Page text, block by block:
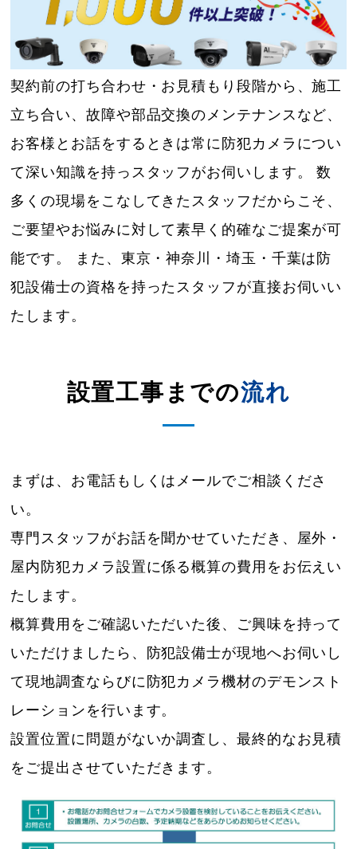
契約前の打ち合わせ・お見積もり段階から、施工
立ち合い、故障や部品交換のメンテナンスなど、
お客様とお話をするときは常に防犯カメラについ
て深い知識を持っスタッフがお伺いします。
数
多くの現場をこなしてきたスタッフだからこそ、
ご要望やお悩みに対して素早く的確なご提案が可
能です。
また、東京・神奈川・埼玉・千葉は防
犯設備士の資格を持ったスタッフが直接お伺いい
たします。
設置工事までの流れ
まずは、お電話もしくはメールでご相談くださ
い。
専門スタッフがお話を聞かせていただき、屋外・
屋内防犯カメラ設置に係る概算の費用をお伝えい
たします。
概算費用をご確認いただいた後、ご興味を持って
いただけましたら、防犯設備士が現地へお伺いし
て現地調査ならびに防犯カメラ機材のデモンスト
レーションを行います。
設置位置に問題がないか調査し、最終的なお見積
をご提出させていただきます。